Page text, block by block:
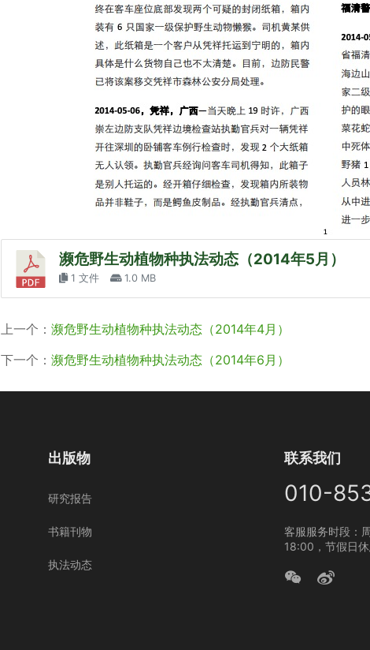
濒危野生动植物种执法动态（2014年5月）
1 文件 1.0 MB
上一个： 濒危野生动植物种执法动态（2014年4月）
下一个： 濒危野生动植物种执法动态（2014年6月）
出版物
研究报告
书籍刊物
执法动态
联系我们
010-
客服服务时段：
18:00，节假日